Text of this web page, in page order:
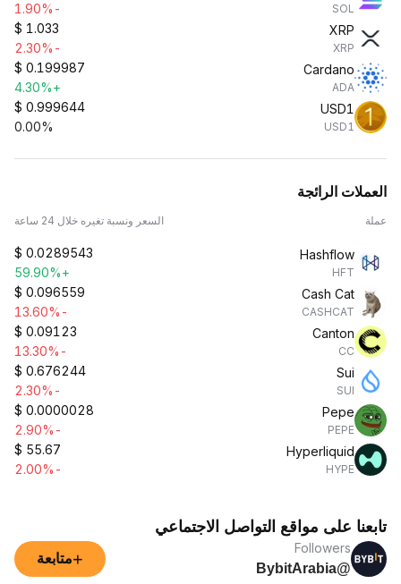
SOL
-1.90%
XRP
XRP
$ 1.033
-2.30%
Cardano
ADA
$ 0.199987
+4.30%
USD1
USD1
$ 0.999644
0.00%
العملات الرائجة
عملة السعر ونسبة تغيره خلال 24 ساعة
Hashflow
HFT
$ 0.0289543
+59.90%
Cash Cat
CASHCAT
$ 0.096559
-13.60%
Canton
CC
$ 0.09123
-13.30%
Sui
SUI
$ 0.676244
-2.30%
Pepe
PEPE
$ 0.0000028
-2.90%
Hyperliquid
HYPE
$ 55.67
-2.00%
تابعنا على مواقع التواصل الاجتماعي
Followers
@BybitArabia
+متابعة